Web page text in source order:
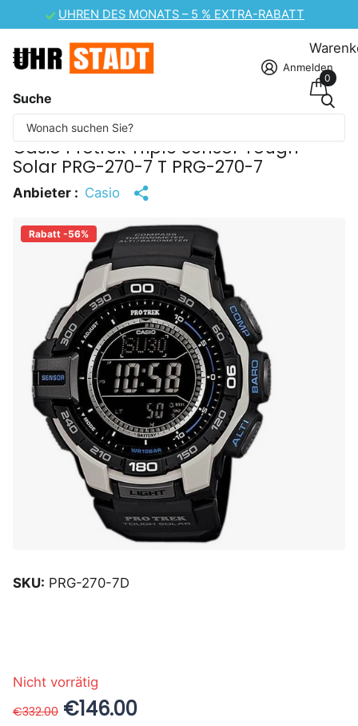
UHREN DES MONATS – 5 % EXTRA-RABATT
Suche
Anmelden
0
Einige Inhalte wurden maschinell übersetzt.
Casio Protrek Triple Sensor Tough
Solar PRG-270-7 T PRG-270-7
Anbieter : Casio
Rabatt -56%
SKU: PRG-270-7D
Nicht vorrätig
€332.00 €146.00